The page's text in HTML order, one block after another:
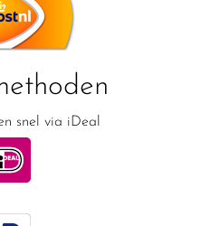
snel via iDeal